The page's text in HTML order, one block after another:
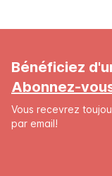
Bénéficiez
Abonnez-
Vous recevrez
par email!